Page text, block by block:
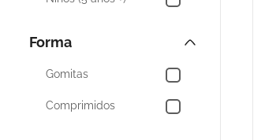
Mostrar 280 más
Forma
Gomitas
Comprimidos